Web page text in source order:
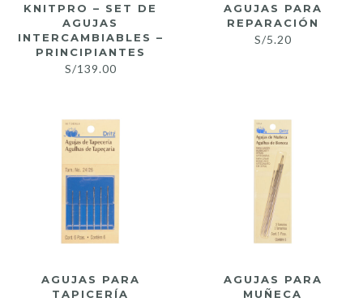
KNITPRO – SET DE
AGUJAS
INTERCAMBIABLES –
PRINCIPIANTES
S/139.00
AGUJAS PARA
REPARACIÓN
S/5.20
AGUJAS PARA
TAPICERÍA
AGUJAS PARA
MUÑECA